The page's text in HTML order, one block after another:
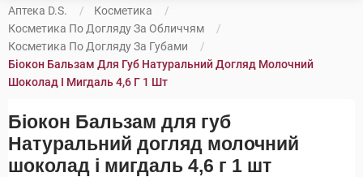
Аптека D.S.
Косметика
Косметика По Догляду За Обличчям
Косметика По Догляду За Губами
Біокон Бальзам Для Губ Натуральний Догляд Молочний
Шоколад І Мигдаль 4,6 Г 1 Шт
Біокон Бальзам для губ
Натуральний догляд молочний
шоколад і мигдаль 4,6 г 1 шт